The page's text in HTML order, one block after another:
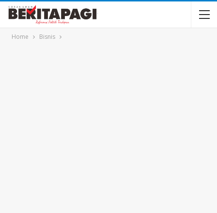
Home Bisnis